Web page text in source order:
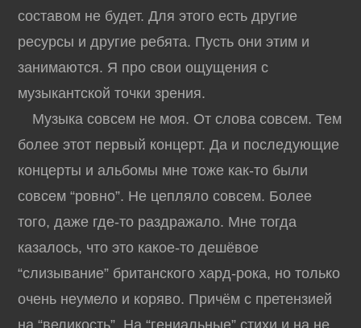
составом не будет. Для этого есть другие
ресурсы и другие ребята. Пусть они этим и
занимаются. Я про свои ощущения с
музыкантской точки зрения.
Музыка совсем не моя. От слова совсем. Тем
более этот первый концерт. Да и последующие
концерты и альбомы мне тоже как-то были
совсем “ровно”. Не цепляло совсем. Более
того, даже где-то раздражало. Мне тогда
казалось, что это какое-то дешёвое
“слизывание” британского хард-рока, но только
очень неумело и коряво. Причём с претензией